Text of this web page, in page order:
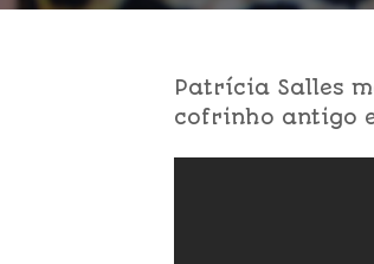
Patrícia Salles
cofrinho antigo